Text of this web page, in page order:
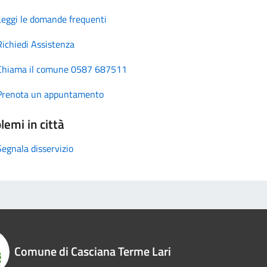
le domande frequenti
Assistenza
il comune 0587 687511
un appuntamento
in città
disservizio
Comune di Casciana Terme Lari